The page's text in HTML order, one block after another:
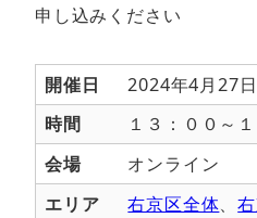
申し込みください
開催日
2024年4月27日
時間
１３：００～
会場
オンライン
エリア
右京区全体、